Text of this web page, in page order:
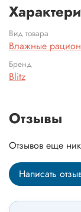
Вид товара
Влажные
Бренд
Blitz
Отзывы
Отзывов еще
Написать